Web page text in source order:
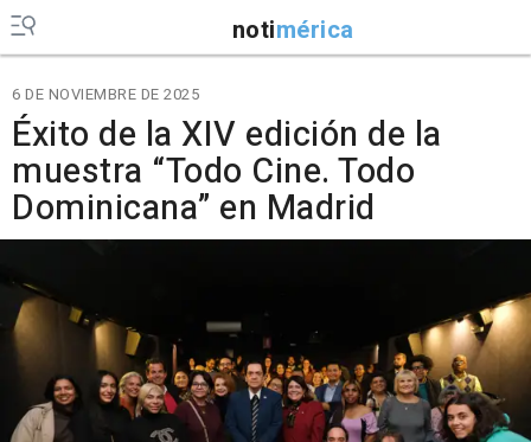
notimérica
6 DE NOVIEMBRE DE 2025
Éxito de la XIV edición de la
muestra “Todo Cine. Todo
Dominicana” en Madrid